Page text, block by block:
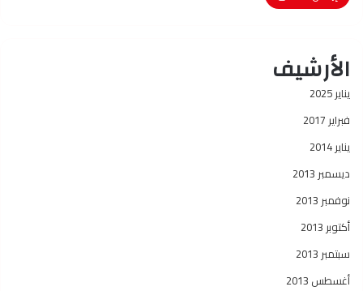
الأرشيف
يناير 2025
فبراير 2017
يناير 2014
ديسمبر 2013
نوفمبر 2013
أكتوبر 2013
سبتمبر 2013
أغسطس 2013